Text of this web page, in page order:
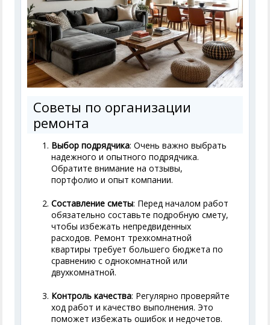
Советы по организации
ремонта
Выбор подрядчика: Очень важно выбрать
надежного и опытного подрядчика.
Обратите внимание на отзывы,
портфолио и опыт компании.
Составление сметы: Перед началом работ
обязательно составьте подробную смету,
чтобы избежать непредвиденных
расходов. Ремонт трехкомнатной
квартиры требует большего бюджета по
сравнению с однокомнатной или
двухкомнатной.
Контроль качества: Регулярно проверяйте
ход работ и качество выполнения. Это
поможет избежать ошибок и недочетов.